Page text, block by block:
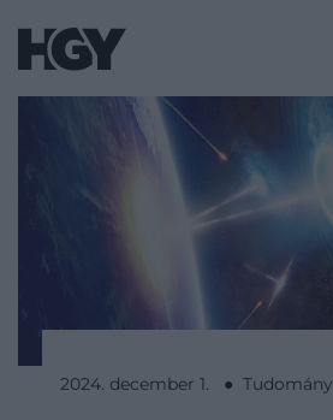
2024. december 1. ● Tudomány